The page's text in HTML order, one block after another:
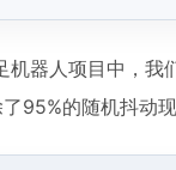
机器人项目中，
95%的随机抖动